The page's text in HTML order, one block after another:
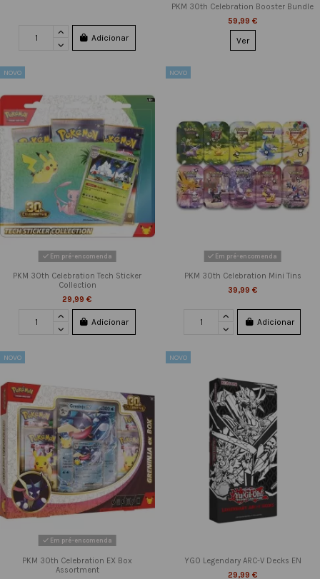
Adicionar
PKM 30th Celebration Booster Bundle
59,99 €
Ver
NOVO
Em pré-encomenda
PKM 30th Celebration Tech Sticker
Collection
29,99 €
Adicionar
NOVO
Em pré-encomenda
PKM 30th Celebration Mini Tins
39,99 €
Adicionar
NOVO
Em pré-encomenda
PKM 30th Celebration EX Box
Assortment
NOVO
YGO Legendary ARC-V Decks EN
29,99 €